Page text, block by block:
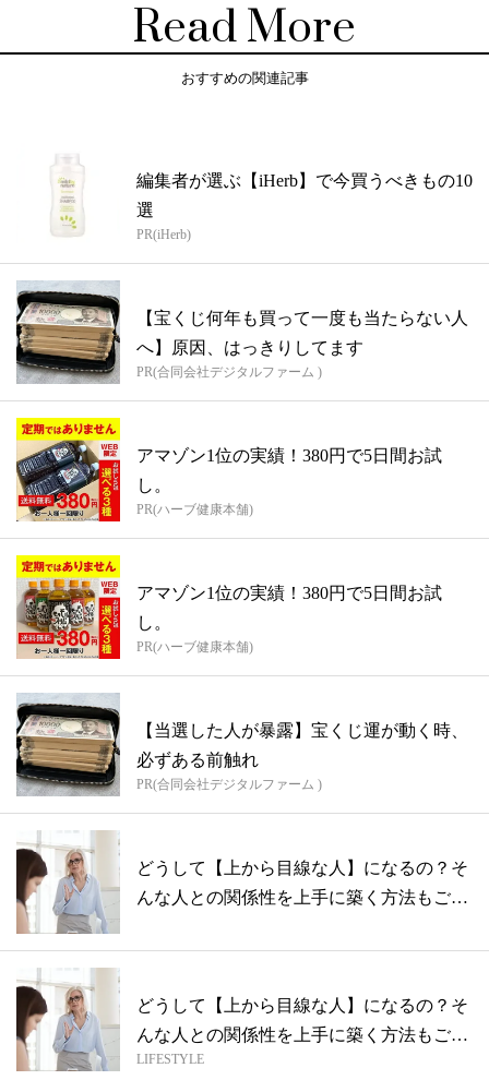
Read More
おすすめの関連記事
編集者が選ぶ【iHerb】で今買うべきもの10
選
PR(iHerb)
【宝くじ何年も買って一度も当たらない人
へ】原因、はっきりしてます
PR(合同会社デジタルファーム )
アマゾン1位の実績！380円で5日間お試
し。
PR(ハーブ健康本舗)
アマゾン1位の実績！380円で5日間お試
し。
PR(ハーブ健康本舗)
【当選した人が暴露】宝くじ運が動く時、
必ずある前触れ
PR(合同会社デジタルファーム )
どうして【上から目線な人】になるの？そ
んな人との関係性を上手に築く方法もご紹
どうして【上から目線な人】になるの？そ
んな人との関係性を上手に築く方法もご紹
介！
LIFESTYLE